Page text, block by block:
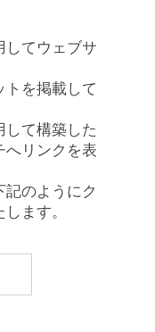
してウェブサ
トを掲載して
して構築した
へリンクを表
のようにク
ます。